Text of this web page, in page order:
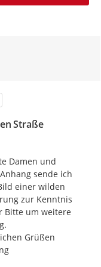
Straße
Damen und
sende ich
einer wilden
zur Kenntnis
Bitte um weitere
Grüßen